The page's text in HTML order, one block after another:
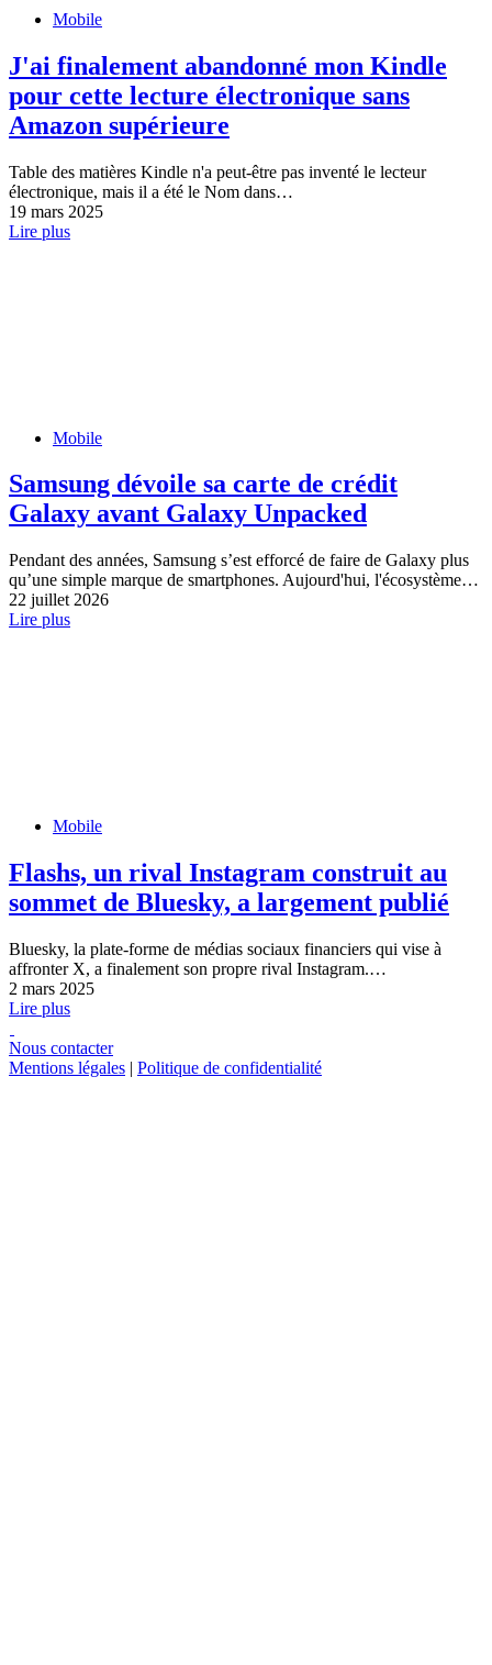
Mobile
J'ai finalement abandonné mon Kindle
pour cette lecture électronique sans
Amazon supérieure
Table des matières Kindle n'a peut-être pas inventé le lecteur
électronique, mais il a été le Nom dans…
19 mars 2025
Lire plus
Mobile
Samsung dévoile sa carte de crédit
Galaxy avant Galaxy Unpacked
Pendant des années, Samsung s’est efforcé de faire de Galaxy plus
qu’une simple marque de smartphones. Aujourd'hui, l'écosystème…
22 juillet 2026
Lire plus
Mobile
Flashs, un rival Instagram construit au
sommet de Bluesky, a largement publié
Bluesky, la plate-forme de médias sociaux financiers qui vise à
affronter X, a finalement son propre rival Instagram.…
2 mars 2025
Lire plus
Nous contacter
Mentions légales | Politique de confidentialité